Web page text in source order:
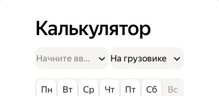
Калькулятор
На грузовике
Пн Вт Ср Чт Пт Сб Вс